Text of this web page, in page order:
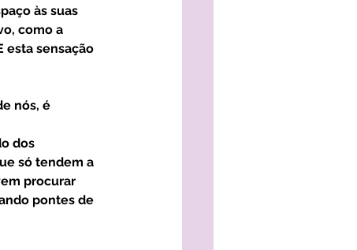
às suas
como a
esta sensação
só tendem a
procurar
pontes de